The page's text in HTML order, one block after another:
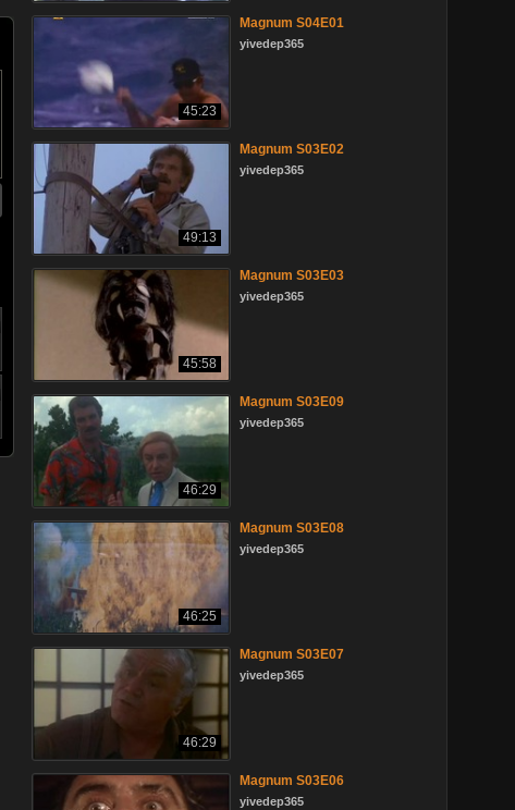
45:23
Magnum S04E01
yivedep365
49:13
Magnum S03E02
yivedep365
45:58
Magnum S03E03
yivedep365
46:29
Magnum S03E09
yivedep365
46:25
Magnum S03E08
yivedep365
46:29
Magnum S03E07
yivedep365
Magnum S03E06
yivedep365